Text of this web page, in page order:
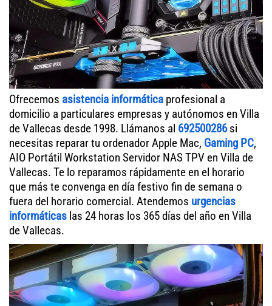
Ofrecemos asistencia informática profesional a
domicilio a particulares empresas y autónomos en Villa
de Vallecas desde 1998. Llámanos al 692500286si
necesitas reparar tu ordenador Apple Mac, Gaming PC,
AIO Portátil Workstation Servidor NAS TPV en Villa de
Vallecas. Te lo reparamos rápidamente en el horario
que más te convenga en día festivo fin de semana o
fuera del horario comercial. Atendemos urgencias
informáticas las 24 horas los 365 días del año en Villa
de Vallecas.